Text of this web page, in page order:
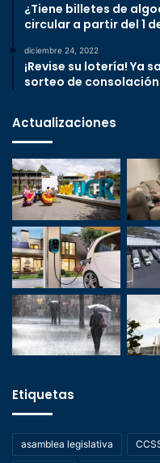
¿Tiene billetes de
circular a partir del 1
diciembre 24, 2022
¡Revise su lotería! Ya
sorteo de consolación
Actualizaciones
Etiquetas
asamblea legislativa